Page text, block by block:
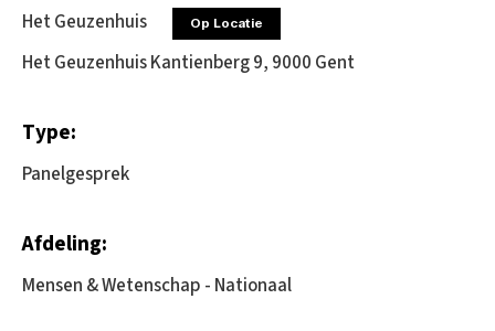
Het Geuzenhuis Op Locatie
Het Geuzenhuis Kantienberg 9, 9000 Gent
Type:
Panelgesprek
Afdeling:
Mensen & Wetenschap - Nationaal